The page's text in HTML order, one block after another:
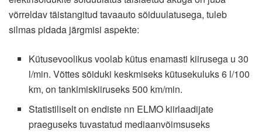
võrreldav täistangitud tavaauto sõiduulatusega, tuleb
silmas pidada järgmisi aspekte:
Kütusevoolikus voolab kütus enamasti kiirusega u 30
l/min. Võttes sõiduki keskmiseks kütusekuluks 6 l/100
km, on tankimiskiiruseks 500 km/min.
Statistiliselt on endiste nn ELMO kiirlaadijate
praeguseks tuvastatud mediaanvõimsuseks